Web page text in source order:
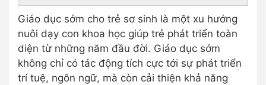
Giáo dục sớm cho trẻ sơ sinh là một xu hướng
nuôi dạy con khoa học giúp trẻ phát triển toàn
diện từ những năm đầu đời. Giáo dục sớm
không chỉ có tác động tích cực tới sự phát triển
trí tuệ, ngôn ngữ, mà còn cải thiện khả năng